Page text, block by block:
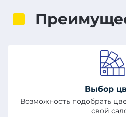
Выбор
Возможность подобрать
свой